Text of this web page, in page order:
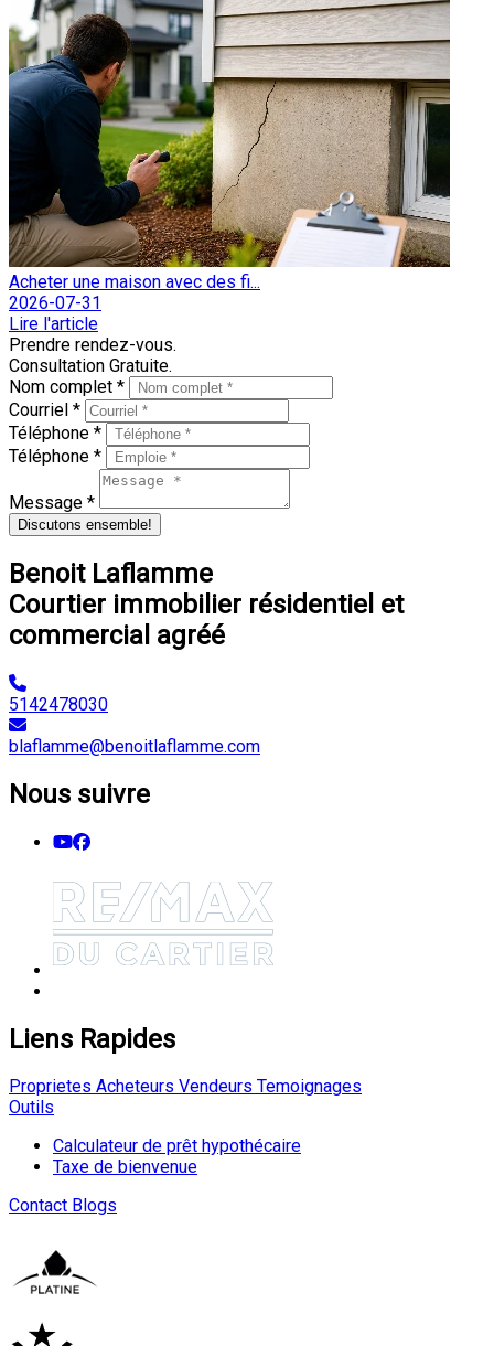
Acheter une maison avec des fi...
2026-07-31
Lire l'article
Prendre rendez-vous.
Consultation Gratuite.
Nom complet *
Courriel *
Téléphone *
Téléphone *
Message *
Discutons ensemble!
Benoit Laflamme
Courtier immobilier résidentiel et
commercial agréé
5142478030
blaflamme@benoitlaflamme.com
Nous suivre
Liens Rapides
Proprietes Acheteurs Vendeurs Temoignages
Outils
Calculateur de prêt hypothécaire
Taxe de bienvenue
Contact Blogs